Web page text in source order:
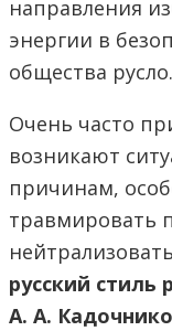
направления
энергии в
общества русло.
Очень часто
возникают
причинам,
травмировать
русский стиль
А. А.